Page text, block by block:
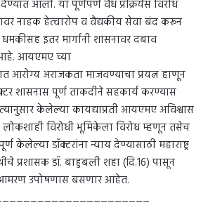
आली. या पूर्णपणे वैध प्रक्रियेस विरोध
नाहक हेत्वारोप व वैद्यकीय सेवा बंद करून
इतर मार्गानी शासनावर दबाव
आयएमए च्या
आरोग्य अराजकता माजवण्याचा प्रयत्न हाणून
शासनास पूर्ण ताकदीने सहकार्य करण्यास
केलेल्या कायद्याप्रती आयएमए अविश्वास
विरोधी भूमिकेला विरोध म्हणून तसेच
केलेल्या डॉक्टरांना न्याय देण्यासाठी महाराष्ट्र
प्रशासक डॉ. बाहुबली शहा (दि.16) पासून
उपोषणास बसणार आहेत.